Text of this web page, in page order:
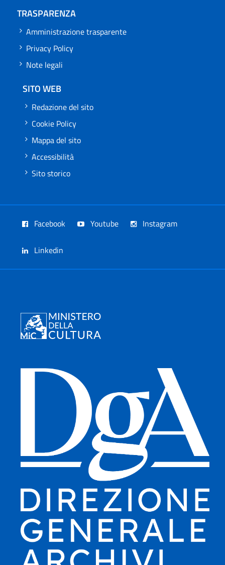
TRASPARENZA
Amministrazione trasparente
Privacy Policy
Note legali
SITO WEB
Redazione del sito
Cookie Policy
Mappa del sito
Accessibilità
Sito storico
Facebook Youtube Instagram
Linkedin